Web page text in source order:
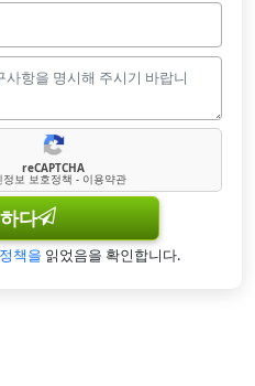
reCAPTCHA
정보 보호정책 - 이용약관
다
책을 읽었음을 확인합니다.